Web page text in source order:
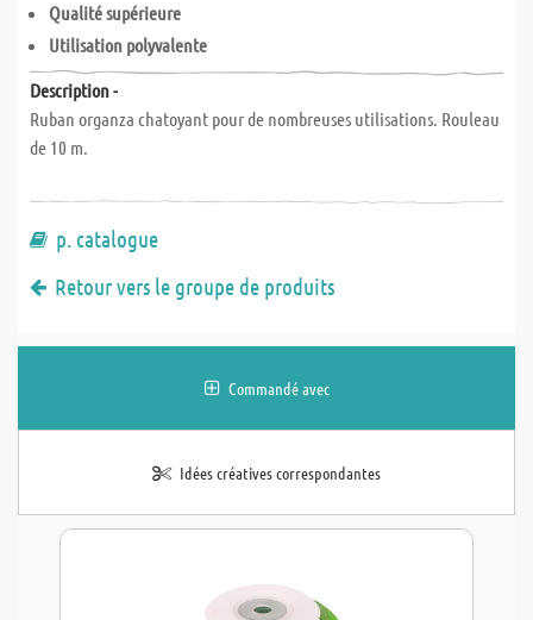
Qualité supérieure
Utilisation polyvalente
Description -
Ruban organza chatoyant pour de nombreuses utilisations. Rouleau
de 10 m.
p. catalogue
Retour vers le groupe de produits
Commandé avec
Idées créatives correspondantes